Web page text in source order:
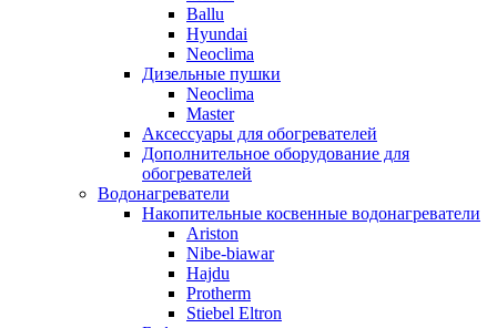
Ballu
Hyundai
Neoclima
Дизельные пушки
Neoclima
Master
Аксессуары для обогревателей
Дополнительное оборудование для
обогревателей
Водонагреватели
Накопительные косвенные водонагреватели
Ariston
Nibe-biawar
Hajdu
Protherm
Stiebel Eltron